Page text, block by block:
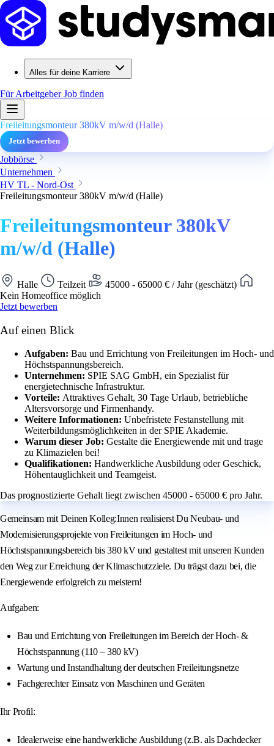
Alles für deine Karriere
Für ArbeitgeberJob finden
Freileitungsmonteur 380kV m/w/d (Halle)
Jetzt bewerben
Jobbörse
Unternehmen
HV TL - Nord-Ost
Freileitungsmonteur 380kV m/w/d (Halle)
Freileitungsmonteur 380kV
m/w/d (Halle)
Halle Teilzeit
45000 - 65000 € / Jahr (geschätzt)
Kein Homeoffice möglich
Jetzt bewerben
Auf einen Blick
Aufgaben: Bau und Errichtung von Freileitungen im Hoch- und
Höchstspannungsbereich.
Unternehmen: SPIE SAG GmbH, ein Spezialist für
energietechnische Infrastruktur.
Vorteile: Attraktives Gehalt, 30 Tage Urlaub, betriebliche
Altersvorsorge und Firmenhandy.
Weitere Informationen: Unbefristete Festanstellung mit
Weiterbildungsmöglichkeiten in der SPIE Akademie.
Warum dieser Job: Gestalte die Energiewende mit und trage
zu Klimazielen bei!
Qualifikationen: Handwerkliche Ausbildung oder Geschick,
Höhentauglichkeit und Teamgeist.
Das prognostizierte Gehalt liegt zwischen 45000 - 65000 € pro Jahr.
Gemeinsam mit Deinen Kolleg:Innen realisierst Du Neubau- und
Modernisierungsprojekte von Freileitungen im Hoch- und
Höchstspannungsbereich bis 380 kV und gestaltest mit unseren Kunden
den Weg zur Erreichung der Klimaschutzziele. Du trägst dazu bei, die
Energiewende erfolgreich zu meistern!
Aufgaben:
Bau und Errichtung von Freileitungen im Bereich der Hoch- &
Höchstspannung (110 – 380 kV)
Wartung und Instandhaltung der deutschen Freileitungsnetze
Fachgerechter Einsatz von Maschinen und Geräten
Ihr Profil:
Idealerweise eine handwerkliche Ausbildung (z.B. als Dachdecker